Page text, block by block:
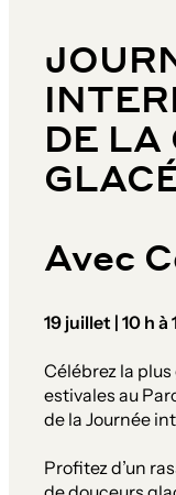
DE LA
Avec
19 juillet | 10 h à
Célébrez la
estivales au
de la Journée
Profitez d’un